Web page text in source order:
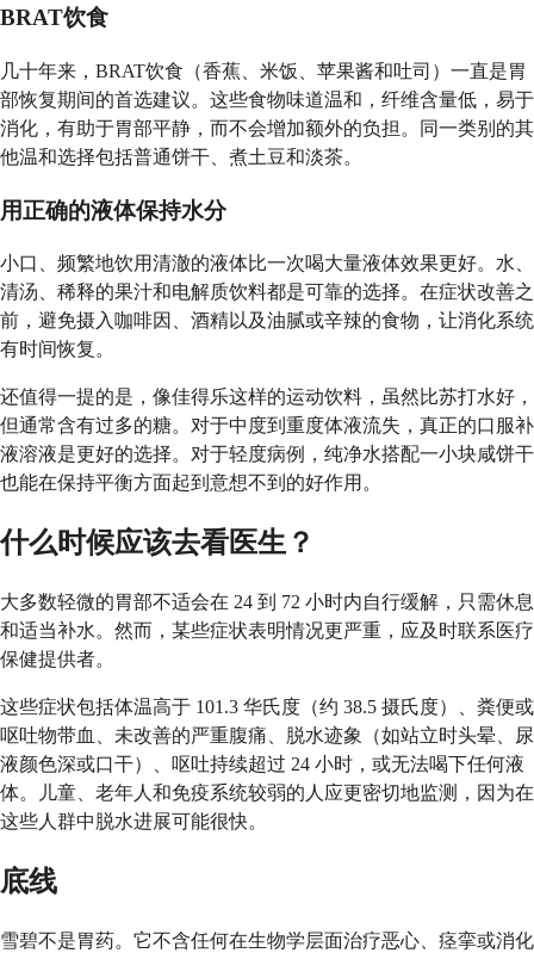
BRAT饮食
几十年来，BRAT饮食（香蕉、米饭、苹果酱和吐司）一直是胃
部恢复期间的首选建议。这些食物味道温和，纤维含量低，易于
消化，有助于胃部平静，而不会增加额外的负担。同一类别的其
他温和选择包括普通饼干、煮土豆和淡茶。
用正确的液体保持水分
小口、频繁地饮用清澈的液体比一次喝大量液体效果更好。水、
清汤、稀释的果汁和电解质饮料都是可靠的选择。在症状改善之
前，避免摄入咖啡因、酒精以及油腻或辛辣的食物，让消化系统
有时间恢复。
还值得一提的是，像佳得乐这样的运动饮料，虽然比苏打水好，
但通常含有过多的糖。对于中度到重度体液流失，真正的口服补
液溶液是更好的选择。对于轻度病例，纯净水搭配一小块咸饼干
也能在保持平衡方面起到意想不到的好作用。
什么时候应该去看医生？
大多数轻微的胃部不适会在 24 到 72 小时内自行缓解，只需休息
和适当补水。然而，某些症状表明情况更严重，应及时联系医疗
保健提供者。
这些症状包括体温高于 101.3 华氏度（约 38.5 摄氏度）、粪便或
呕吐物带血、未改善的严重腹痛、脱水迹象（如站立时头晕、尿
液颜色深或口干）、呕吐持续超过 24 小时，或无法喝下任何液
体。儿童、老年人和免疫系统较弱的人应更密切地监测，因为在
这些人群中脱水进展可能很快。
底线
雪碧不是胃药。它不含任何在生物学层面治疗恶心、痉挛或消化